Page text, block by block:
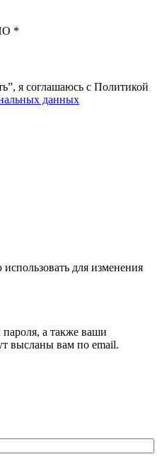
*
я соглашаюсь с Политикой
данных
для изменения
а также ваши
высланы вам по email.